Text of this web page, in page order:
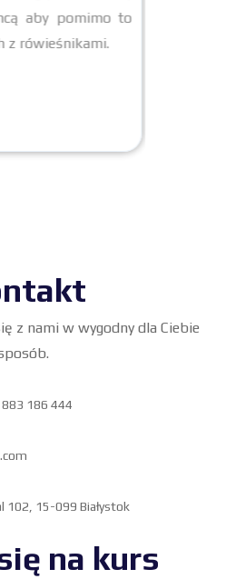
którzy chcą aby pomimo to
w relacjach z rówieśnikami.
z nami w wygodny dla Ciebie
883 186 444
102, 15-099 Białystok
na kurs